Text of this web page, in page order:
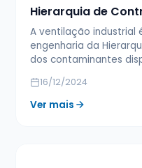
Hierarquia de
A ventilação industrial
engenharia da
dos contaminantes
16/12/2024
Ver mais